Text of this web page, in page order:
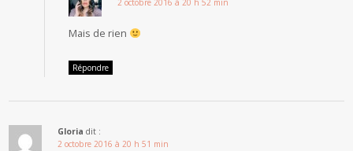
2 octobre 2016 à 20 h 52 min
Mais de rien
Répondre
Gloria dit :
2 octobre 2016 à 20 h 51 min